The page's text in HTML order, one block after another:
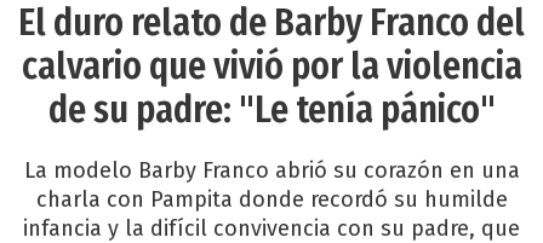
El duro relato de Barby Franco del
calvario que vivió por la violencia
de su padre: "Le tenía pánico"
La modelo Barby Franco abrió su corazón en una
charla con Pampita donde recordó su humilde
infancia y la difícil convivencia con su padre, que